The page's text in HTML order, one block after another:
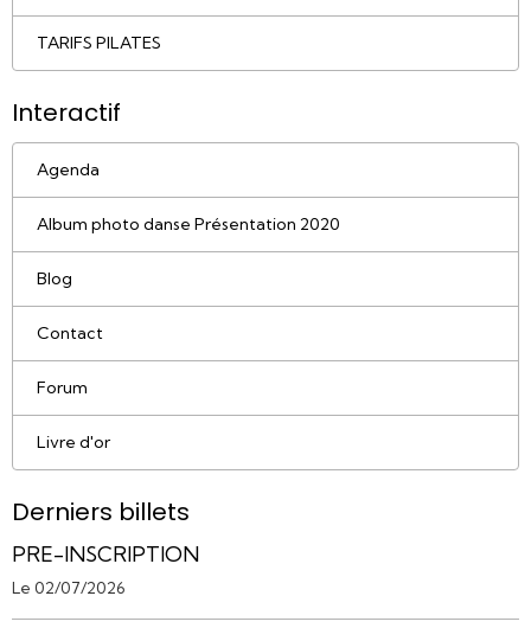
TARIFS PILATES
Interactif
Agenda
Album photo danse Présentation 2020
Blog
Contact
Forum
Livre d'or
Derniers billets
PRE-INSCRIPTION
Le 02/07/2026